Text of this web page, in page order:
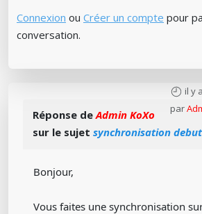
Connexion ou Créer un compte pour
conversation.
il y
par
Réponse deAdmin KoXo
sur le sujet synchronisation
Bonjour,
Vous faites une synchronisation